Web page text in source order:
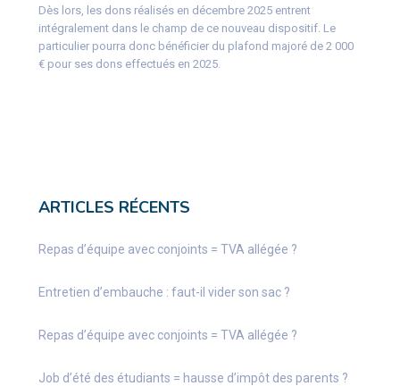
Dès lors, les dons réalisés en décembre 2025 entrent
intégralement dans le champ de ce nouveau dispositif. Le
particulier pourra donc bénéficier du plafond majoré de 2 000
€ pour ses dons effectués en 2025.
ARTICLES RÉCENTS
Repas d’équipe avec conjoints = TVA allégée ?
Entretien d’embauche : faut-il vider son sac ?
Repas d’équipe avec conjoints = TVA allégée ?
Job d’été des étudiants = hausse d’impôt des parents ?